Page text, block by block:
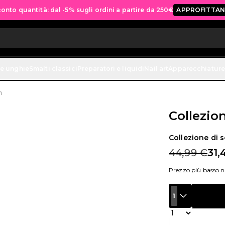
quantità: dal -5% sugli ordini a partire da 250€
Collezione di
44,99 €
Prezzo più basso
1
Quantità